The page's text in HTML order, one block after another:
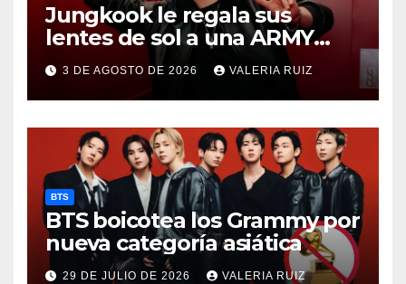
Jungkook le regala sus
lentes de sol a una ARMY
durante concierto de BTS
3 DE AGOSTO DE 2026 VALERIA RUIZ
BTS
BTS boicotea los Grammy por
nueva categoría asiática
29 DE JULIO DE 2026 VALERIA RUIZ